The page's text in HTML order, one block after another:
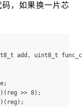
，如果换一片芯
add, uint8_t
>> 8);